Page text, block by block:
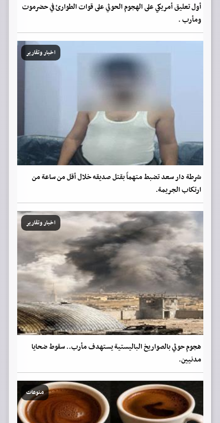
أول تعليق أمريكي على الهجوم الحوثي على قوات الطوارئ في حضرموت
ومأرب .
اخبار وتقارير
شرطة دار سعد تضبط متهماً بقتل صديقه خلال أقل من ساعة من
ارتكاب الجريمة.
اخبار وتقارير
هجوم حوثي بالصواريخ الباليستية يستهدف مأرب.. سقوط ضحايا
مدنيين.
منوعات